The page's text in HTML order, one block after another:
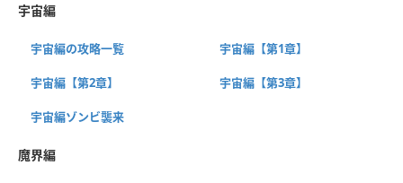
宇宙編
宇宙編の攻略一覧 宇宙編【第1章】
宇宙編【第2章】 宇宙編【第3章】
宇宙編ゾンビ襲来
魔界編